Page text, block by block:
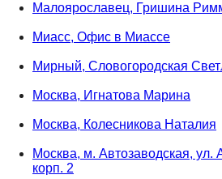
Малоярославец, Гришина
Миасс, Офис в Миассе
Мирный, Словогородская
Москва, Игнатова Марина
Москва, Колесникова Наталия
Москва, м. Автозаводская, ул.
корп. 2